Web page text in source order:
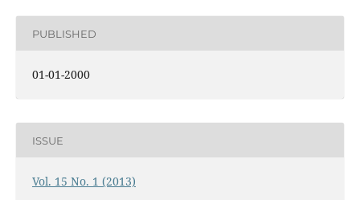
PUBLISHED
01-01-2000
ISSUE
Vol. 15 No. 1 (2013)